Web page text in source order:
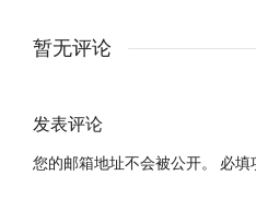
暂无评论
发表评论
您的邮箱地址不会被公开。
必填